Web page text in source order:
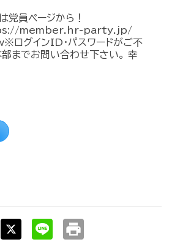
党員ページから！
member.hr-party.jp/
グインID・パスワードがご不
部までお問い合わせ下さい。 幸
print